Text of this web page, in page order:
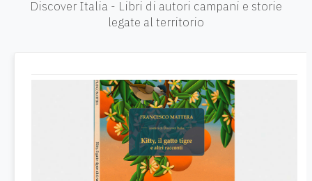
Discover Italia - Libri di autori campani e storie
legate al territorio